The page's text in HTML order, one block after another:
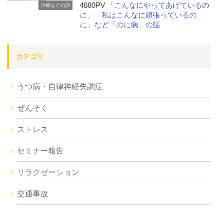
治療などの話 4880PV
「こんなにやってあげているの
に」「私はこんなに頑張っているの
に」など「のに病」の話
カテゴリ
うつ病・自律神経失調症
ぜんそく
ストレス
セミナー報告
リラクゼーション
交通事故